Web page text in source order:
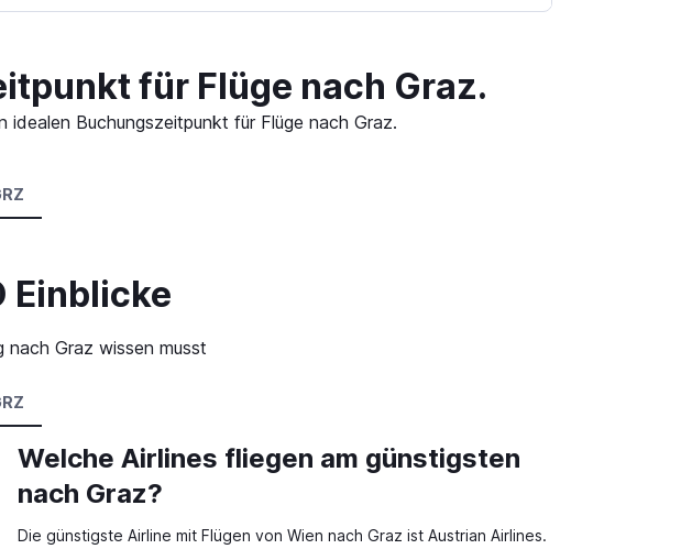
für Flüge nach Graz.
Buchungszeitpunkt für Flüge nach Graz.
Einblicke
nach Graz wissen musst
Welche Airlines fliegen am günstigsten
nach Graz?
Die günstigste Airline mit Flügen von Wien nach Graz ist Austrian Airlines.